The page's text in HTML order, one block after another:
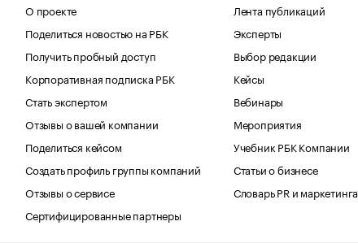
О проекте
Поделиться новостью на РБК
Получить пробный доступ
Корпоративная подписка РБК
Стать экспертом
Отзывы о вашей компании
Поделиться кейсом
Создать профиль группы компаний
Отзывы о сервисе
Сертифицированные партнеры
Лента публикаций
Эксперты
Выбор редакции
Кейсы
Вебинары
Мероприятия
Учебник РБК Компании
Статьи о бизнесе
Словарь PR и маркетинга